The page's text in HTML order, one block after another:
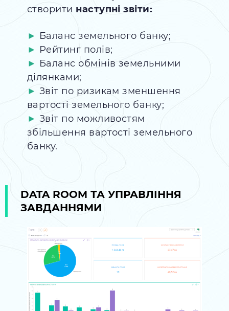
створити наступні звіти:
Баланс земельного банку;
Рейтинг полів;
Баланс обмінів земельними
ділянками;
Звіт по ризикам зменшення
вартості земельного банку;
Звіт по можливостям
збільшення вартості земельного
банку.
DATA ROOM ТА УПРАВЛІННЯ
ЗАВДАННЯМИ